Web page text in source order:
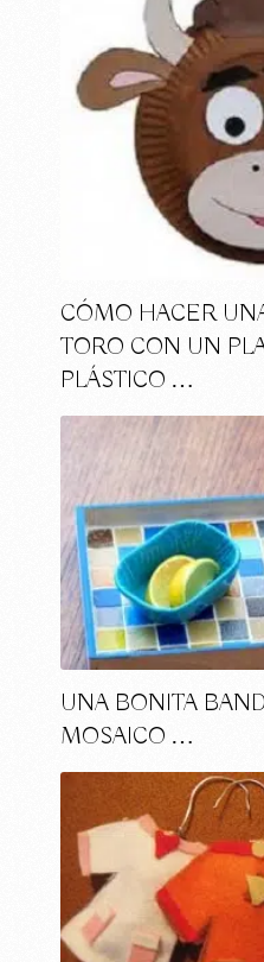
CÓMO HACER
TORO CON UN
PLÁSTICO …
UNA BONITA
MOSAICO …